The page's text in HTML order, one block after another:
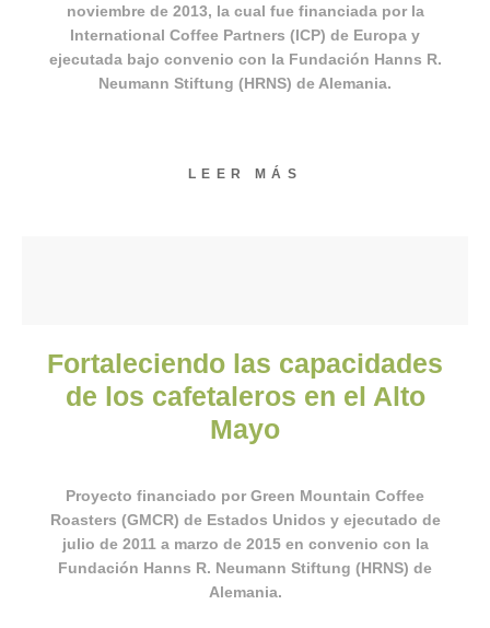
noviembre de 2013, la cual fue financiada por la
International Coffee Partners (ICP) de Europa y
ejecutada bajo convenio con la Fundación Hanns R.
Neumann Stiftung (HRNS) de Alemania.
LEER MÁS
Fortaleciendo las capacidades
de los cafetaleros en el Alto
Mayo
Proyecto financiado por Green Mountain Coffee
Roasters (GMCR) de Estados Unidos y ejecutado de
julio de 2011 a marzo de 2015 en convenio con la
Fundación Hanns R. Neumann Stiftung (HRNS) de
Alemania.